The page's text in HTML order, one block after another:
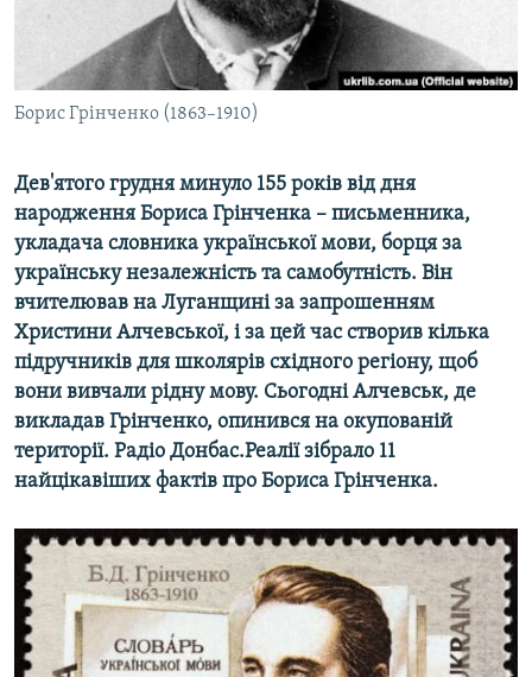
ПОДКАСТИ
УКР
КТАТ
ДОЛУЧАЙСЯ!
Усі сайти RFE/RL
Борис Грінченко (1863–1910)
Дев'ятого грудня минуло 155 років від дня
народження Бориса Грінченка – письменника,
укладача словника української мови, борця за
українську незалежність та самобутність. Він
вчителював на Луганщині за запрошенням
Христини Алчевської, і за цей час створив кілька
підручників для школярів східного регіону, щоб
вони вивчали рідну мову. Сьогодні Алчевськ, де
викладав Грінченко, опинився на окупованій
території. Радіо Донбас.Реалії зібрало 11
найцікавіших фактів про Бориса Грінченка.